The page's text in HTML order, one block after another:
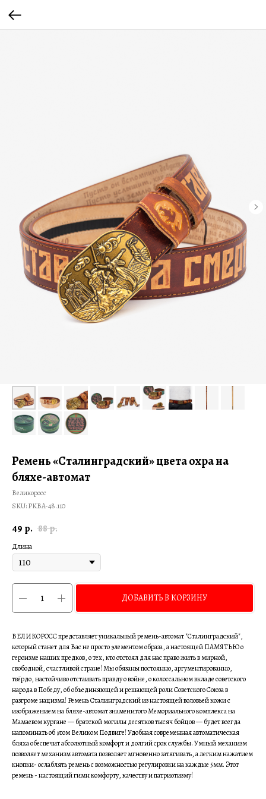
Ремень «Сталинградский» цвета охра на
бляхе-автомат
Великоросс
SKU:PKBA-48.110
49 р. 88р.
Длина
ДОБАВИТЬ В КОРЗИНУ
ВЕЛИКОРОСС представляет уникальный ремень-автомат "Сталинградский",
который станет для Вас не просто элементом образа, а настоящей ПАМЯТЬЮ о
героизме наших предков, о тех, кто отстоял для нас право жить в мирной,
свободной, счастливой стране! Мы обязаны постоянно, аргументированно,
твёрдо, настойчиво отстаивать правду о войне, о колоссальном вкладе советского
народа в Победу, об объединяющей и решающей роли Советского Союза в
разгроме нацизма! Ремень Сталинградский из настоящей воловьей кожи с
изображением на бляхе-автомат знаменитого Мемориального комплекса на
Мамаевом кургане — братской могилы десятков тысяч бойцов — будет всегда
напоминать об этом Великом Подвиге! Удобная современная автоматическая
бляха обеспечит абсолютный комфорт и долгий срок службы. Умный механизм
позволяет механизм автомата позволяет мгновенно затягивать, а легким нажатием
кнопки- ослаблять ремень с возможностью регулировки на каждые 5мм. Этот
ремень - настоящий гимн комфорту, качеству и патриотизму!